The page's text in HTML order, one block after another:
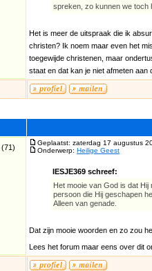
spreken, zo kunnen we toch
Het is meer de uitspraak die ik
christen? Ik noem maar even het
toegewijde christenen, maar
staat en dat kan je niet afmeten aan
(71)
Geplaatst: zaterdag 17 augustus
Onderwerp: Heilige Geest
IESJE369 schreef:
Het mooie van God is dat
persoon die Hij geschapen
Alleen van genade.
Dat zijn mooie woorden en zo zou
Lees het forum maar eens over dit